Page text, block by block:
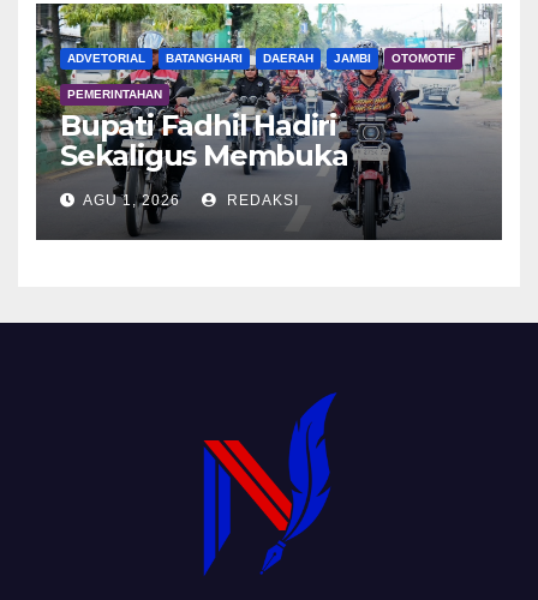
ADVETORIAL BATANGHARI DAERAH JAMBI OTOMOTIF
PEMERINTAHAN
Bupati Fadhil Hadiri
Sekaligus Membuka
Kegiatan Batanghari King
Club
AGU 1, 2026 REDAKSI